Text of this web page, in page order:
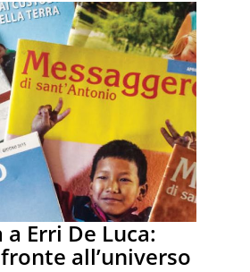
Erri De Luca:
all’universo